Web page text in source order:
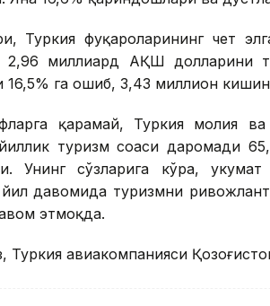
Туркия фуқароларининг чет
миллиард АҚШ долларини
16,5% га ошиб, 3,43 миллион
қарамай, Туркия молия
туризм соҳаси даромади
Унинг сўзларига кўра,
давомида туризмни
этмоқда.
Туркия авиакомпанияси